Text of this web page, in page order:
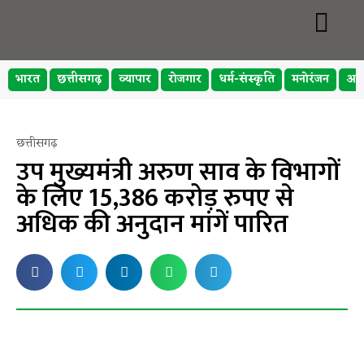
भारत छत्तीसगढ़ व्यापार रोजगार धर्म-संस्कृति मनोरंजन
छत्तीसगढ़
उप मुख्यमंत्री अरुण साव के विभागों
के लिए 15,386 करोड़ रुपए से
अधिक की अनुदान मांगें पारित